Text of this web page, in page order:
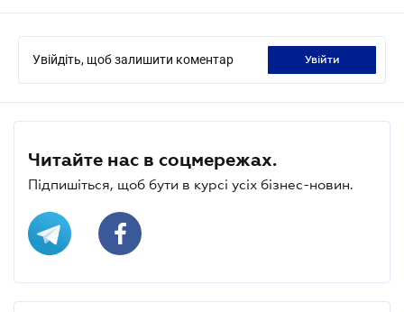
Увійдіть, щоб залишити коментар увійти
Читайте нас в соцмережах.
Підпишіться, щоб бути в курсі усіх бізнес-новин.